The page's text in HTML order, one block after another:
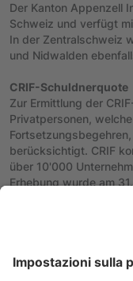
Der Kanton Appenzell
Schweiz und verfügt
In der Zentralschweiz
und Nidwalden
CRIF-Schuldnerquote
Zur Ermittlung der
Privatpersonen,
berücksichtigt. CRIF
über 10'000
Erhebung wurde am